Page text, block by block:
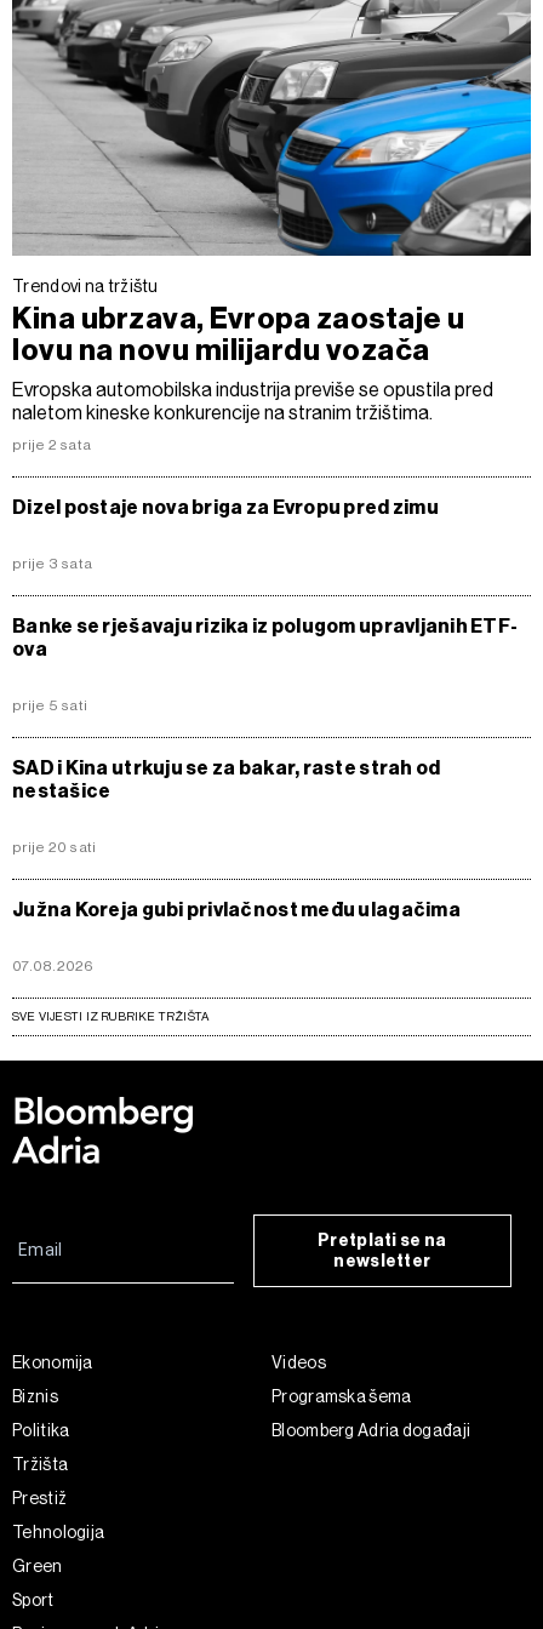
Trendovi na tržištu
Kina ubrzava, Evropa zaostaje u
lovu na novu milijardu vozača
Evropska automobilska industrija previše se opustila pred
naletom kineske konkurencije na stranim tržištima.
prije 2 sata
Dizel postaje nova briga za Evropu pred zimu
prije 3 sata
Banke se rješavaju rizika iz polugom upravljanih ETF-
ova
prije 5 sati
SAD i Kina utrkuju se za bakar, raste strah od
nestašice
prije 20 sati
Južna Koreja gubi privlačnost među ulagačima
07.08.2026
SVE VIJESTI IZ RUBRIKE TRŽIŠTA
Pretplati se na
newsletter
Ekonomija
Biznis
Politika
Tržišta
Prestiž
Tehnologija
Green
Sport
Videos
Programska šema
Bloomberg Adria događaji